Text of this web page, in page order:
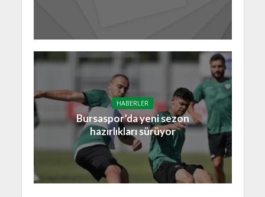
HABERLER
Bursaspor’da yeni sezon
hazırlıkları sürüyor